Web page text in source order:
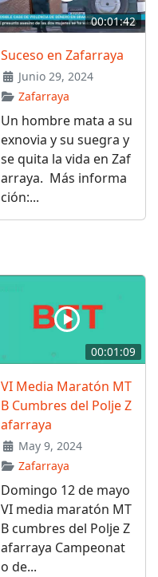
00:01:42
Suceso en Zafarraya
Junio 29, 2024
Zafarraya
Un hombre mata a su
exnovia y su suegra y
se quita la vida en Zaf
arraya. Más informa
ción:...
00:01:09
VI Media Maratón MT
B Cumbres del Polje Z
afarraya
May 9, 2024
Zafarraya
Domingo 12 de mayo
VI media maratón MT
B cumbres del Polje Z
afarraya Campeonat
o de...